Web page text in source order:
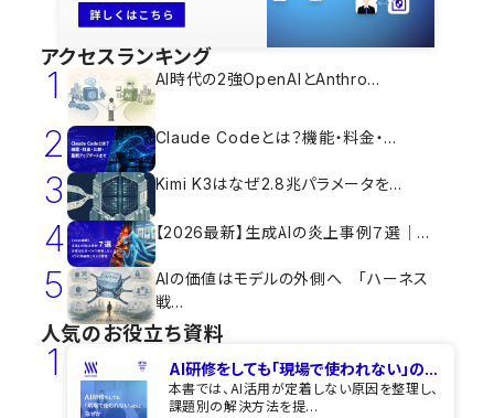
アクセスランキング
1 AI時代の2強OpenAIとAnthro...
2 Claude Codeとは？機能・料金・...
3 Kimi K3はなぜ2.8兆パラメータを...
4 【2026最新】生成AIの炎上事例７選｜...
5
AIの価値はモデルの外側へ 「ハーネス
戦...
人気のお役立ち資料
1 AI研修をしても​「現場で使われない」の...
本書では、AI活用が定着しない原因を整理し、
課題別の解決方法を提...